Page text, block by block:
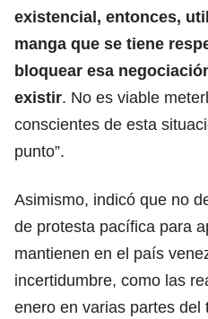
existencial, entonces,
manga que se tiene
bloquear esa
existir. No es viable
conscientes de esta
punto”.
Asimismo, indicó que no
de protesta pacífica para
mantienen en el país
incertidumbre, como las
enero en varias partes del